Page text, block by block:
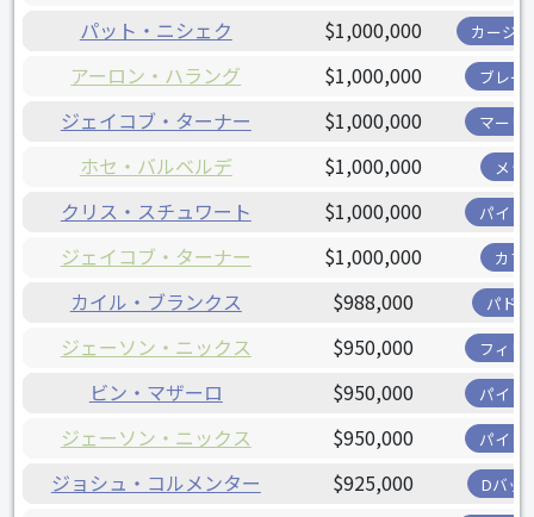
パット・ニシェク $1,000,000 カージ
アーロン・ハラング $1,000,000 ブレー
ジェイコブ・ターナー $1,000,000 マーリ
ホセ・バルベルデ $1,000,000 メッ
クリス・スチュワート $1,000,000 パイレ
ジェイコブ・ターナー $1,000,000 カブ
カイル・ブランクス $988,000 パド
ジェーソン・ニックス $950,000 フィリ
ビン・マザーロ $950,000 パイレ
ジェーソン・ニックス $950,000 パイレ
ジョシュ・コルメンター $925,000 Dバッ